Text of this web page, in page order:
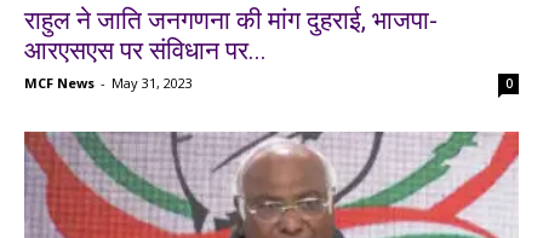
राहुल ने जाति जनगणना की मांग दुहराई, भाजपा-
आरएसएस पर संविधान पर...
MCF News - May 31, 2023 0